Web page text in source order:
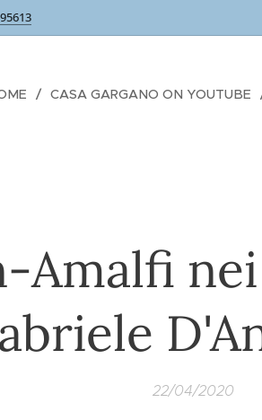
CASA GARGANO ON YOUTUBE
Amalfi
22/04/2020